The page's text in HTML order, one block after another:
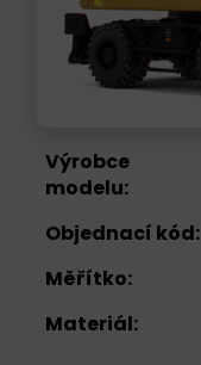
Výrobce
modelu:
Objednací kód:
Měřítko:
Materiál: